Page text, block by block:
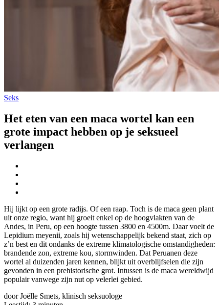
Seks
Het eten van een maca wortel kan een
grote impact hebben op je seksueel
verlangen
Hij lijkt op een grote radijs. Of een raap. Toch is de maca geen plant
uit onze regio, want hij groeit enkel op de hoogvlakten van de
Andes, in Peru, op een hoogte tussen 3800 en 4500m. Daar voelt de
Lepidium meyenii, zoals hij wetenschappelijk bekend staat, zich op
z’n best en dit ondanks de extreme klimatologische omstandigheden:
brandende zon, extreme kou, stormwinden. Dat Peruanen deze
wortel al duizenden jaren kennen, blijkt uit overblijfselen die zijn
gevonden in een prehistorische grot. Intussen is de maca wereldwijd
populair vanwege zijn nut op velerlei gebied.
door Joëlle Smets, klinisch seksuologe